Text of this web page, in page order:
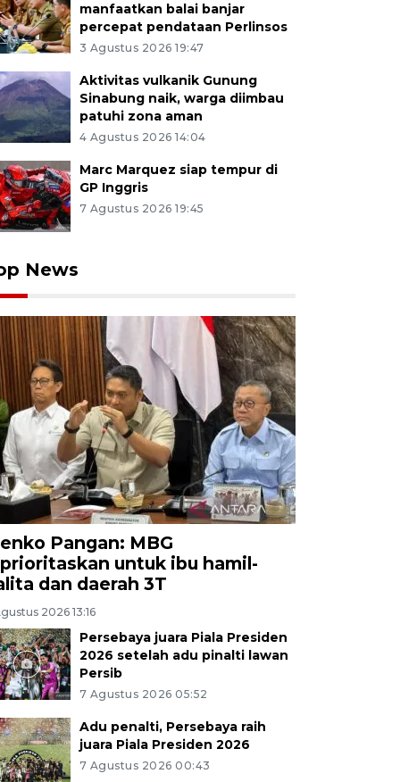
manfaatkan balai banjar
percepat pendataan Perlinsos
3 Agustus 2026 19:47
Aktivitas vulkanik Gunung
Sinabung naik, warga diimbau
patuhi zona aman
4 Agustus 2026 14:04
Marc Marquez siap tempur di
GP Inggris
7 Agustus 2026 19:45
News
Pangan: MBG
untuk ibu hamil-
dan daerah 3T
2026 13:16
Persebaya juara Piala Presiden
2026 setelah adu pinalti lawan
Persib
7 Agustus 2026 05:52
Adu penalti, Persebaya raih
juara Piala Presiden 2026
7 Agustus 2026 00:43